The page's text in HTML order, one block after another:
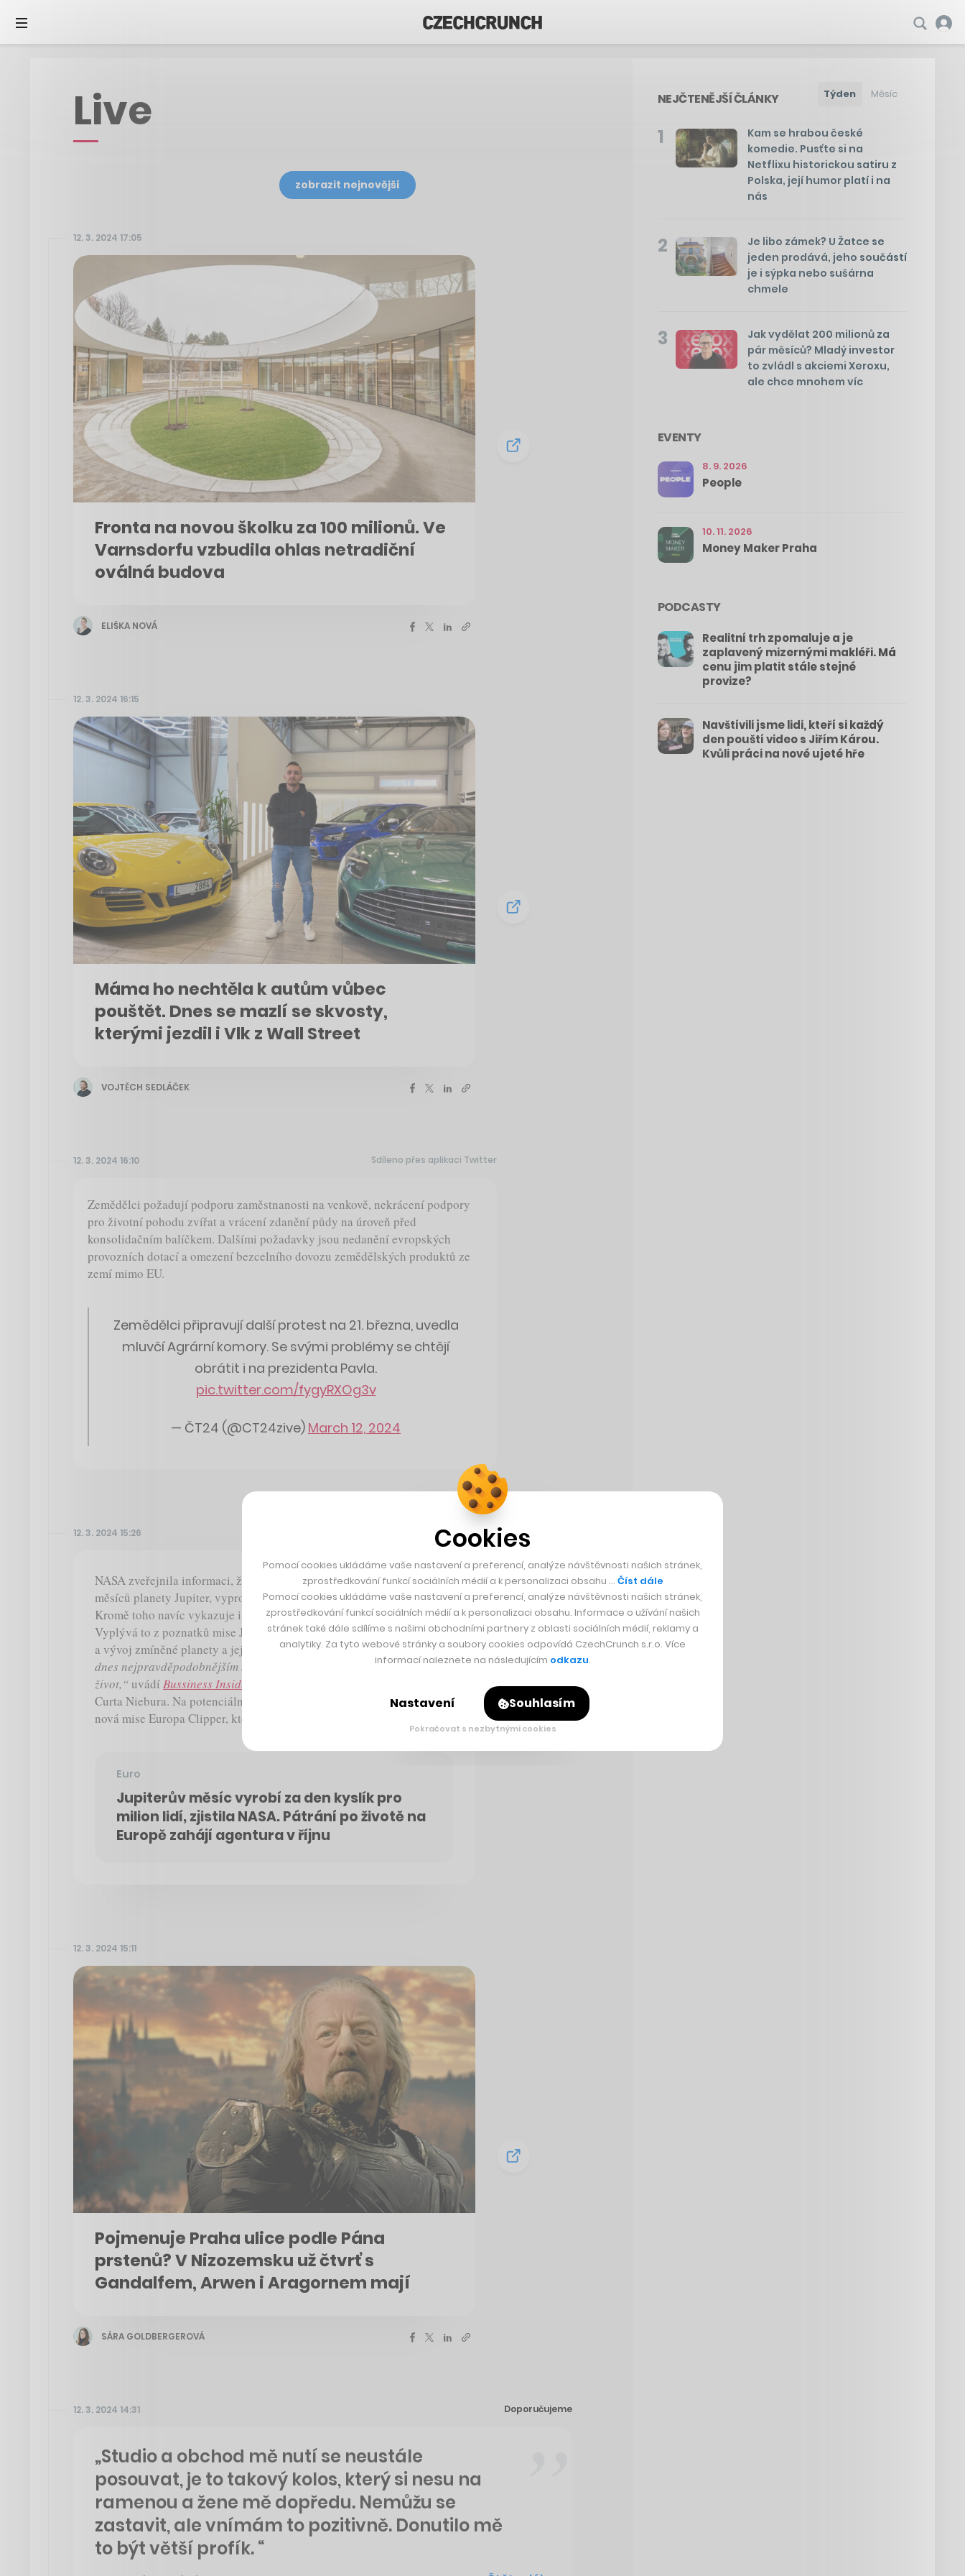
Live
zobrazit nejnovější
12. 3. 2024 17:05
Fronta na novou školku za 100 milionů. Ve
Varnsdorfu vzbudila ohlas netradiční
oválná budova
ELIŠKA NOVÁ
12. 3. 2024 16:15
Máma ho nechtěla k autům vůbec
pouštět. Dnes se mazlí se skvosty,
kterými jezdil i Vlk z Wall Street
VOJTĚCH SEDLÁČEK
12. 3. 2024 16:10 Sdíleno přes aplikaci Twitter
Zemědělci požadují podporu zaměstnanosti na venkově, nekrácení podpory
pro životní pohodu zvířat a vrácení zdanění půdy na úroveň před
konsolidačním balíčkem. Dalšími požadavky jsou nedanění evropských
provozních dotací a omezení bezcelního dovozu zemědělských produktů ze
zemí mimo EU.
Zemědělci připravují další protest na 21. března, uvedla
mluvčí Agrární komory. Se svými problémy se chtějí
obrátit i na prezidenta Pavla.
pic.twitter.com/fygyRXOg3v
— ČT24 (@CT24zive) March 12, 2024
12. 3. 2024 15:26 Zaujalo nás
NASA zveřejnila informaci, že Europa, jeden z několika desítek
měsíců planety Jupiter, vyprodukuje za den kyslík pro milion lidí.
Kromě toho navíc vykazuje i další podmínky vhodné pro život.
Vyplývá to z poznatků mise Juno, v rámci které NASA zkoumá původ
a vývoj zmíněné planety a jejích měsíců.„Domníváme se, že Europa je
dnes nejpravděpodobnějším místem, kde lze za hranicemi Země hledat
život,“uvádíBussiness Insider
Curta Niebura. Na potenciální výskyt života na Europě se má zaměřit
nová mise Europa Clipper, která startuje letos v říjnu.
Euro
Jupiterův měsíc vyrobí za den kyslík pro
milion lidí, zjistila NASA. Pátrání po životě na
Europě zahájí agentura v říjnu
12. 3. 2024 15:11
Pojmenuje Praha ulice podle Pána
prstenů? V Nizozemsku už čtvrť s
Gandalfem, Arwen i Aragornem mají
SÁRA GOLDBERGEROVÁ
12. 3. 2024 14:31 Doporučujeme
„Studio a obchod mě nutí se neustále
posouvat, je to takový kolos, který si nesu na
ramenou a žene mě dopředu. Nemůžu se
zastavit, ale vnímám to pozitivně. Donutilo mě
to být větší profík. “
NEJČTENĚJŠÍ ČLÁNKY Týden Měsíc
1
Kam se hrabou české
komedie. Pusťte si na
Netflixu historickou satiru z
Polska, její humor platí i na
nás
2
Je libo zámek? U Žatce se
jeden prodává, jeho součástí
je i sýpka nebo sušárna
chmele
3
Jak vydělat 200 milionů za
pár měsíců? Mladý investor
to zvládl s akciemi Xeroxu,
ale chce mnohem víc
EVENTY
8. 9. 2026
People
10. 11. 2026
Money Maker Praha
PODCASTY
Realitní trh zpomaluje a je
zaplavený mizernými makléři. Má
cenu jim platit stále stejné
provize?
Navštívili jsme lidi, kteří si každý
den pouští video s Jiřím Károu.
Kvůli práci na nové ujeté hře
Cookies
Pomocí cookies ukládáme vaše nastavení a preferencí, analýze návštěvnosti našich stránek,
zprostředkování funkcí sociálních médií a k personalizaci obsahu … Číst dále
Pomocí cookies ukládáme vaše nastavení a preferencí, analýze návštěvnosti našich stránek,
zprostředkování funkcí sociálních médií a k personalizaci obsahu. Informace o užívání našich
stránek také dále sdílíme s našimi obchodními partnery z oblasti sociálních médií, reklamy a
analytiky. Za tyto webové stránky a soubory cookies odpovídá CzechCrunch s.r.o. Více
informací naleznete na následujícím odkazu.
Nastavení Souhlasím
Pokračovat s nezbytnými cookies